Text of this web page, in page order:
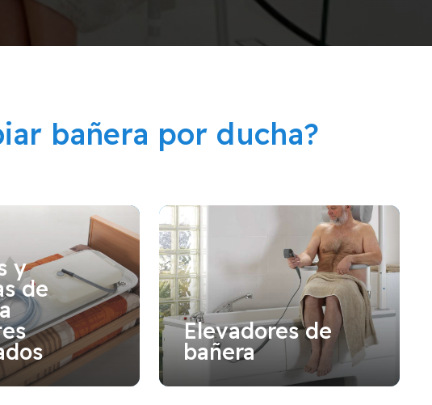
bañera por ducha?
y
de
Elevadores de
bañera